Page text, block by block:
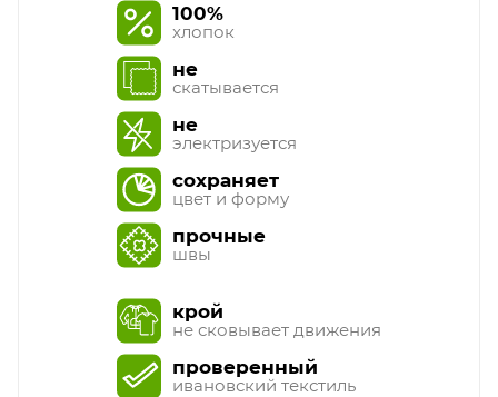
100%
хлопок
не
скатывается
не
электризуется
сохраняет
цвет и форму
прочные
швы
крой
не сковывает движения
проверенный
ивановский текстиль